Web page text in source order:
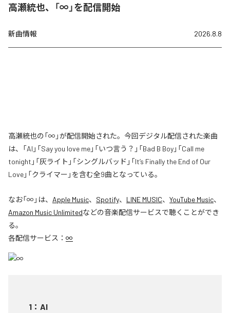
高瀬統也、「∞」を配信開始
新曲情報 2026.8.8
高瀬統也の「∞」が配信開始された。今回デジタル配信された楽曲
は、「AI」「Say you love me」「いつ言う？」「Bad B Boy」「Call me
tonight」「灰ライト」「シングルバッド」「It’s Finally the End of Our
Love」「クライマー」を含む全9曲となっている。
なお「∞ 」は、 Apple Music、 Spotify、 LINE MUSIC、 YouTube Music、
Amazon Music Unlimitedなどの音楽配信サービスで聴くことができ
る。
各配信サービス： ∞
1 ： AI